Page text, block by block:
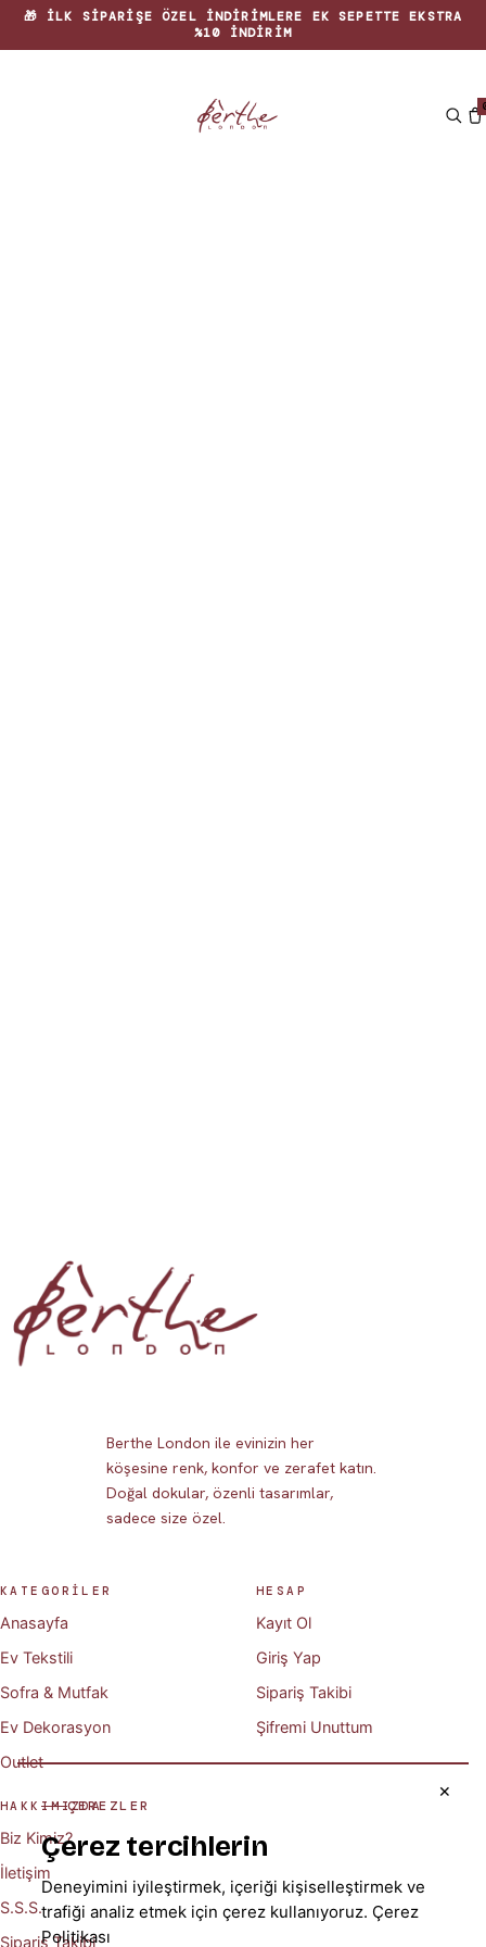
🎁 İLK SIPARIŞE ÖZEL INDIRIMLERE EK SEPETTE EKSTRA
%10 INDIRIM
Berthe London ile evinizin her
köşesine renk, konfor ve zerafet katın.
Doğal dokular, özenli tasarımlar,
sadece size özel.
KATEGORİLER
Anasayfa
Ev Tekstili
Sofra & Mutfak
Ev Dekorasyon
Outlet
HESAP
Kayıt Ol
Giriş Yap
Sipariş Takibi
Şifremi Unuttum
HAKKIMIZDA
Biz Kimiz?
İletişim
S.S.S.
Sipariş Takibi
✕
ÇEREZLER
Çerez tercihlerin
Deneyimini iyileştirmek, içeriği kişiselleştirmek ve
trafiği analiz etmek için çerez kullanıyoruz. Çerez
Politikası